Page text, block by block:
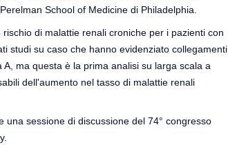
School of Medicine di Philadelphia.
di malattie renali croniche per i pazienti con
studi su caso che hanno evidenziato collegamenti
ma questa è la prima analisi su larga scala a
dell'aumento nel tasso di malattie renali
sessione di discussione del 74° congresso